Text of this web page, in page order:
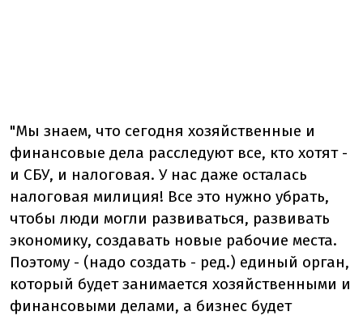
"Мы знаем, что сегодня хозяйственные и
финансовые дела расследуют все, кто хотят -
и СБУ, и налоговая. У нас даже осталась
налоговая милиция! Все это нужно убрать,
чтобы люди могли развиваться, развивать
экономику, создавать новые рабочие места.
Поэтому - (надо создать - ред.) единый орган,
который будет занимается хозяйственными и
финансовыми делами, а бизнес будет